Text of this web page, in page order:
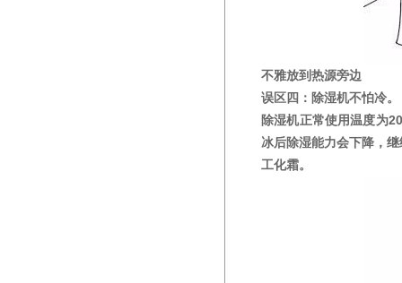
不雅放到热源旁边
误区四：除湿机不怕冷。
除湿机正常使用温度为
冰后除湿能力会下降，
工化霜。